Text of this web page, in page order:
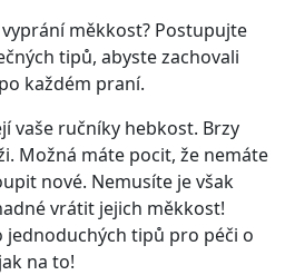
měkkost? Postupujte
tipů, abyste zachovali
každém praní.
vaše ručníky hebkost. Brzy
Možná máte pocit, že nemáte
nové. Nemusíte je však
vrátit jejich měkkost!
tipů pro péči o
na to!